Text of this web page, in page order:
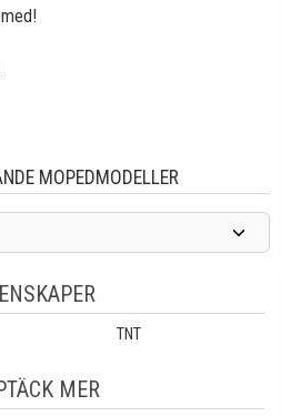
MOPEDMODELLER
TNT
MER